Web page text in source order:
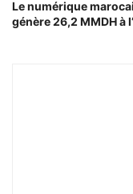
Le numérique
génère 26,2 MMDH à